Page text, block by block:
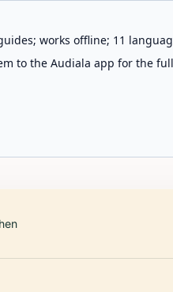
works offline; 11
to the Audiala app for the